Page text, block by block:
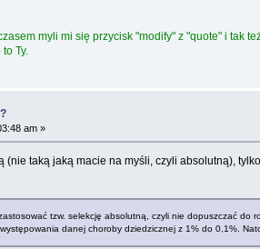
myli mi się przycisk "modify" z "quote" i tak
Ty.
am »
(nie taką jaką macie na myśli, czyli absolutną),
tzw. selekcję absolutną, czyli nie dopuszczać
danej choroby dziedzicznej z 1% do 0,1%.